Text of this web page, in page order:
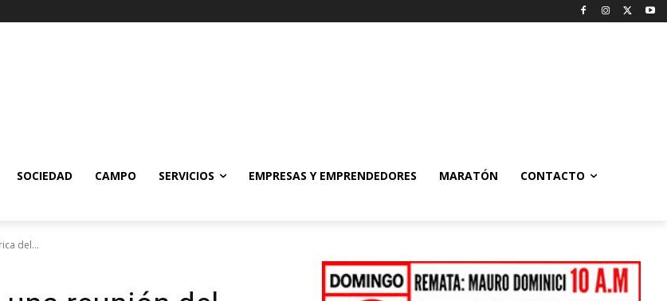
SOCIEDAD CAMPO SERVICIOS EMPRESAS Y EMPRENDEDORES MARATÓN CONTACTO
del...